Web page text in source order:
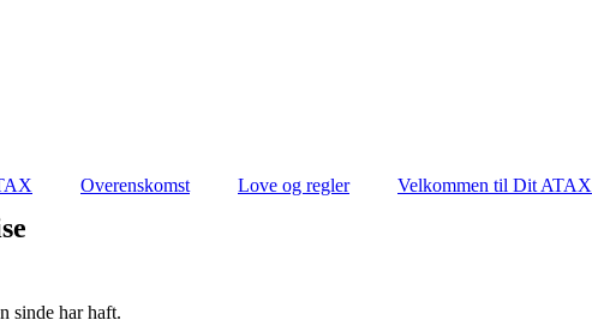
Overenskomst Love og regler Velkommen til Dit ATAX
sinde har haft.